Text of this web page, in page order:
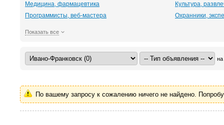
Медицина, фармацевтика
Культура,
Программисты, веб-мастера
Охранники,
Показать все
на
По вашему запросу к сожалению ничего не найдено.